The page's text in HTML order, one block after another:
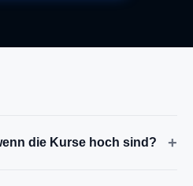
die Kurse hoch sind? +